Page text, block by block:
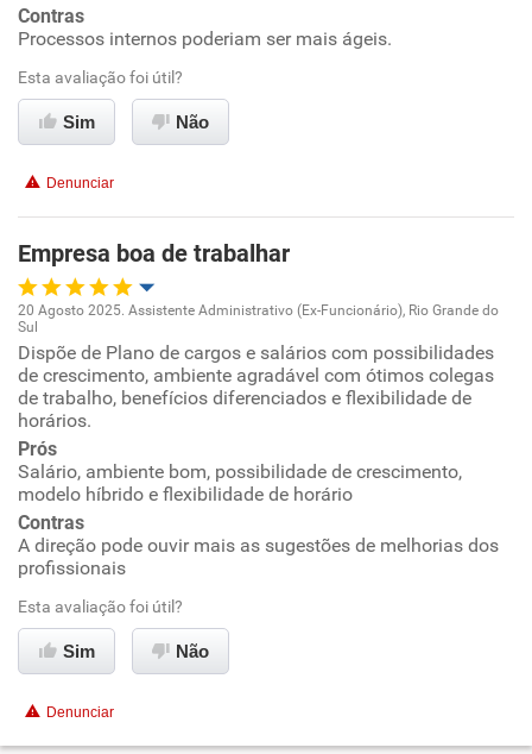
Conciliação com a vida familiar
Benefícios
Recomenda esta empresa
Contras
Processos internos poderiam ser mais ágeis.
Esta avaliação foi útil?
Sim Não
Denunciar
Empresa boa de trabalhar
Ambiente de trabalho
Conciliação com a vida familiar
Benefícios
Recomenda esta empresa
Recomenda a diretoria
20 Agosto 2025. Assistente Administrativo (Ex-Funcionário), Rio Grande do
Sul
Dispõe de Plano de cargos e salários com possibilidades
de crescimento, ambiente agradável com ótimos colegas
de trabalho, benefícios diferenciados e flexibilidade de
horários.
Prós
Salário, ambiente bom, possibilidade de crescimento,
modelo híbrido e flexibilidade de horário
Contras
A direção pode ouvir mais as sugestões de melhorias dos
profissionais
Esta avaliação foi útil?
Sim Não
Denunciar